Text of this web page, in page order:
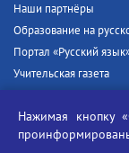
Наши партнёры
Образование на
Портал «Русский
Учительская газета
Единый портал
Нажимая кнопку